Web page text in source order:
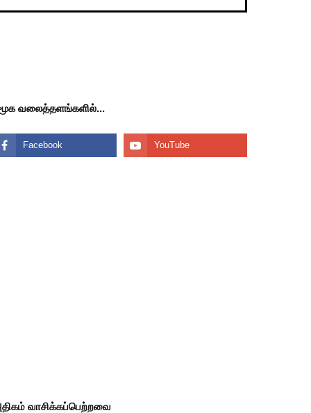
வலைத்தளங்களில்...
வாசிக்கப்பெற்றவை